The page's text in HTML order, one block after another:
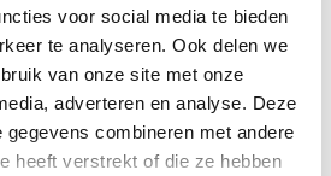
voor social media te bieden
te analyseren. Ook delen we
van onze site met onze
adverteren en analyse. Deze
gegevens combineren met andere
heeft verstrekt of die ze hebben
MEER INFORMATIE